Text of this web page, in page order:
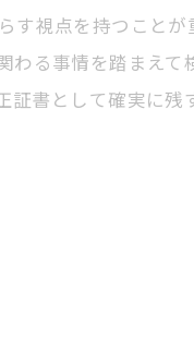
視点を持つことが
る事情を踏まえて
書として確実に